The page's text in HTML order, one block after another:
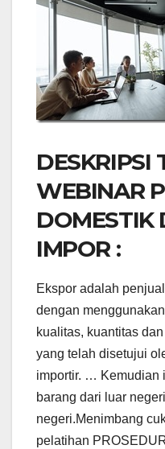
DESKRIPSI
WEBINAR
DOMESTIK
IMPOR :
Ekspor adalah
dengan
kualitas, kuantitas
yang telah disetujui
importir. … Kemudian
barang dari luar
negeri.Menimbang
pelatihan